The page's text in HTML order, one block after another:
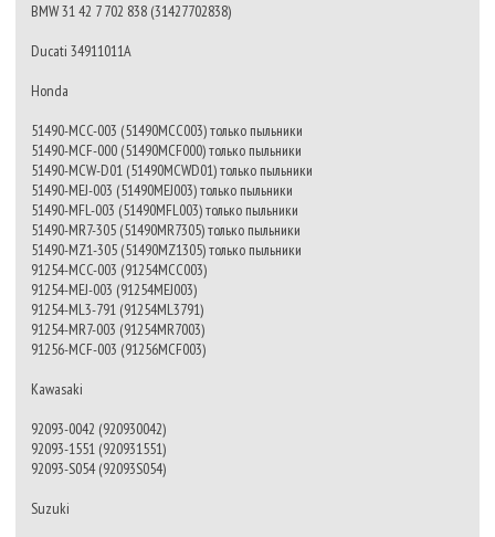
BMW 31 42 7 702 838 (31427702838)
Ducati 34911011A
Honda
51490-MCC-003 (51490MCC003) только пыльники
51490-MCF-000 (51490MCF000) только пыльники
51490-MCW-D01 (51490MCWD01) только пыльники
51490-MEJ-003 (51490MEJ003) только пыльники
51490-MFL-003 (51490MFL003) только пыльники
51490-MR7-305 (51490MR7305) только пыльники
51490-MZ1-305 (51490MZ1305) только пыльники
91254-MCC-003 (91254MCC003)
91254-MEJ-003 (91254MEJ003)
91254-ML3-791 (91254ML3791)
91254-MR7-003 (91254MR7003)
91256-MCF-003 (91256MCF003)
Kawasaki
92093-0042 (920930042)
92093-1551 (920931551)
92093-S054 (92093S054)
Suzuki